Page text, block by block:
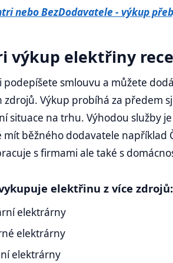
nebo BezDodavatele - výkup
výkup elektřiny
podepíšete smlouvu a můžete
zdrojů. Výkup probíhá za předem
situace na trhu. Výhodou služby
mít běžného dodavatele například
s firmami ale také s
elektřinu z více zdrojů:
elektrárny
elektrárny
elektrárny